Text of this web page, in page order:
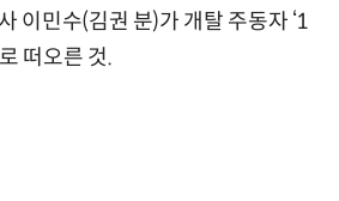
이민수(김권 분)가 개탈 주동자 ‘1
떠오른 것.